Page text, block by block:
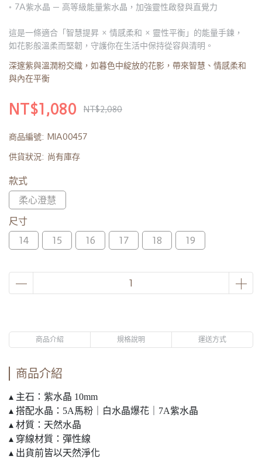
◦ 7A紫水晶 ─ 高等級能量紫水晶，加強靈性啟發與直覺力
這是一條適合「智慧提昇 × 情感柔和 × 靈性平衡」的能量手鍊，
如花影般溫柔而堅韌，守護你在生活中保持從容與清明。
深邃紫與溫潤粉交織，如暮色中綻放的花影，帶來智慧、情感柔和
與內在平衡
NT$1,080 NT$2,080
商品編號: MIA00457
供貨狀況: 尚有庫存
款式
柔心澄慧
尺寸
14
15 16 17 18 19
商品介紹 規格說明 運送方式
商品介紹
▴ 主石：紫水晶 10mm
▴ 搭配水晶：5A馬粉｜白水晶爆花｜7A紫水晶
▴ 材質：天然水晶
▴ 穿線材質：彈性線
▴ 出貨前皆以天然淨化